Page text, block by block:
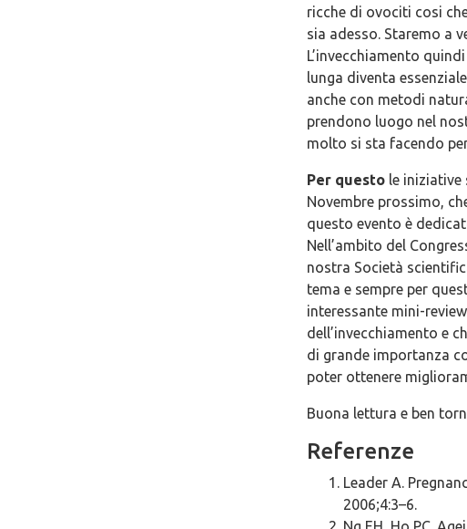
ricche di ovociti cosi
sia adesso. Staremo a
L’invecchiamento
lunga diventa
anche con metodi
prendono luogo nel
molto si sta facendo
Per questo le iniziative
Novembre prossimo,
questo evento è
Nell’ambito del
nostra Società
tema e sempre per
interessante mini-
dell’invecchiamento e
di grande importanza
poter ottenere
Buona lettura e ben
Referenze
Leader A.
2006;4:3–6.